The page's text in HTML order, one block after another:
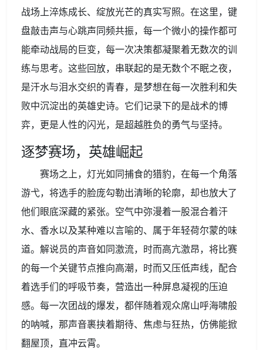
战场上淬炼成长、绽放光芒的真实写照。在这里，键
盘敲击声与心跳声同频共振，每一个微小的操作都可
能牵动战局的巨变，每一次决策都凝聚着无数次的训
练与思考。这些回放，串联起的是无数个不眠之夜，
是汗水与泪水交织的青春，是梦想在每一次胜利和失
败中沉淀出的英雄史诗。它们记录下的是战术的博
弈，更是人性的闪光，是超越胜负的勇气与坚持。
逐梦赛场，英雄崛起
赛场之上，灯光如同捕食的猎豹，在每一个角落
游弋，将选手的脸庞勾勒出清晰的轮廓，却也放大了
他们眼底深藏的紧张。空气中弥漫着一股混合着汗
水、香水以及某种难以言喻的、属于年轻荷尔蒙的味
道。解说员的声音如同激流，时而高亢激昂，将比赛
的每一个关键节点推向高潮，时而又压低声线，配合
着选手们的呼吸节奏，营造出一种屏息凝视的压迫
感。每一次团战的爆发，都伴随着观众席山呼海啸般
的呐喊，那声音裹挟着期待、焦虑与狂热，仿佛能掀
翻屋顶，直冲云霄。